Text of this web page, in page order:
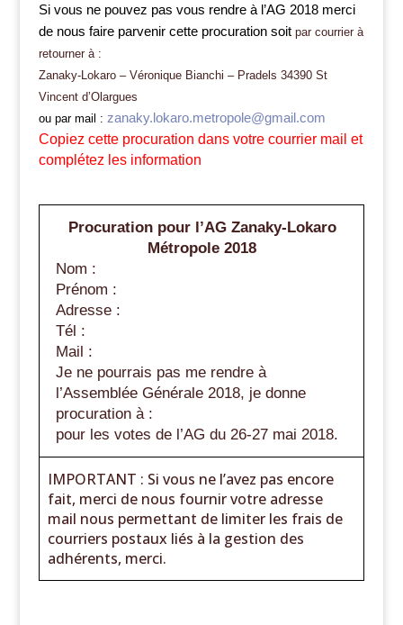
Si vous ne pouvez pas vous rendre à l’AG 2018 merci
de nous faire parvenir cette procuration soit par courrier à
retourner à :
Zanaky-Lokaro – Véronique Bianchi – Pradels 34390 St
Vincent d’Olargues
ou par mail : zanaky.lokaro.metropole@gmail.com
Copiez cette procuration dans votre courrier mail et
complétez les information
Procuration pour l’AG Zanaky-Lokaro
Métropole 2018
Nom :
Prénom :
Adresse :
Tél :
Mail :
Je ne pourrais pas me rendre à
l’Assemblée Générale 2018, je donne
procuration à :
pour les votes de l’AG du 26-27 mai 2018.
IMPORTANT : Si vous ne l’avez pas encore
fait, merci de nous fournir votre adresse
mail nous permettant de limiter les frais de
courriers postaux liés à la gestion des
adhérents, merci.